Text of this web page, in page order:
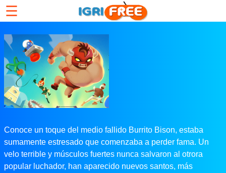
☰
Conoce un toque del medio fallido Burrito Bison, estaba
sumamente estresado que comenzaba a perder fama. Un
velo terrible y músculos fuertes nunca salvaron al otrora
popular luchador, han aparecido nuevos santos, más